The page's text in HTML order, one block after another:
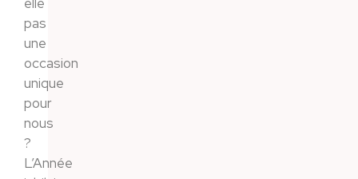
pas
une
occasion
unique
pour
nous
?
L’Année